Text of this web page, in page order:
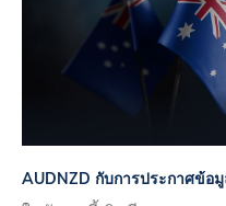
AUDNZD กับการประกาศข้อ